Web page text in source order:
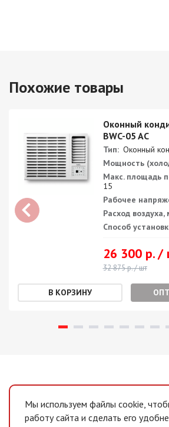
Похожие товары
Оконный
BWC-05 AC
Тип: Оконный
Мощность
Макс. площадь
15
Рабочее
Расход воздуха,
Способ
26 300 р. /
32 875 р. / шт
Мы используем файлы cookie,
работу сайта и сделать его